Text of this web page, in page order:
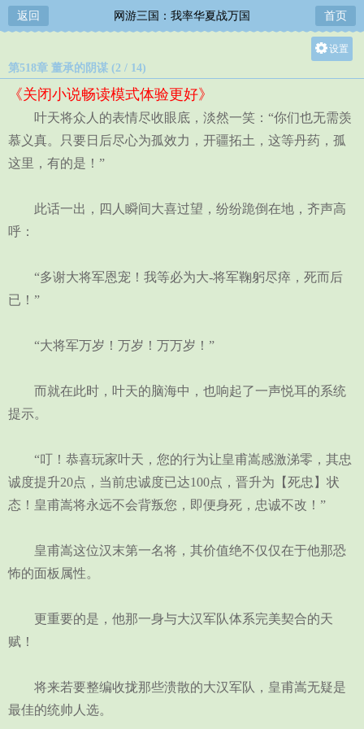
返回 网游三国：我率华夏战万国 首页
设置
中
小
第518章 董承的阴谋 (2 / 14)
《关闭小说畅读模式体验更好》
叶天将众人的表情尽收眼底，淡然一笑：“你们也无需羡
慕义真。只要日后尽心为孤效力，开疆拓土，这等丹药，孤
这里，有的是！”
此话一出，四人瞬间大喜过望，纷纷跪倒在地，齐声高
呼：
“多谢大将军恩宠！我等必为大-将军鞠躬尽瘁，死而后
已！”
“大将军万岁！万岁！万万岁！”
而就在此时，叶天的脑海中，也响起了一声悦耳的系统
提示。
“叮！恭喜玩家叶天，您的行为让皇甫嵩感激涕零，其忠
诚度提升20点，当前忠诚度已达100点，晋升为【死忠】状
态！皇甫嵩将永远不会背叛您，即便身死，忠诚不改！”
皇甫嵩这位汉末第一名将，其价值绝不仅仅在于他那恐
怖的面板属性。
更重要的是，他那一身与大汉军队体系完美契合的天
赋！
将来若要整编收拢那些溃散的大汉军队，皇甫嵩无疑是
最佳的统帅人选。